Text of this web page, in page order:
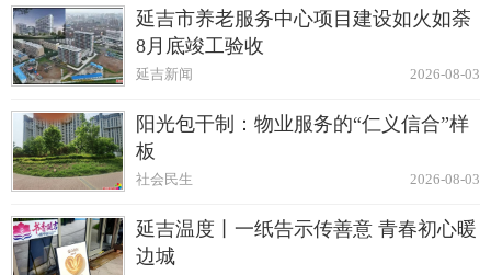
延吉市养老服务中心项目建设如火如荼
8月底竣工验收
2026-08-03
延吉新闻
阳光包干制：物业服务的“仁义信合”样
板
2026-08-03
社会民生
延吉温度丨一纸告示传善意 青春初心暖
边城